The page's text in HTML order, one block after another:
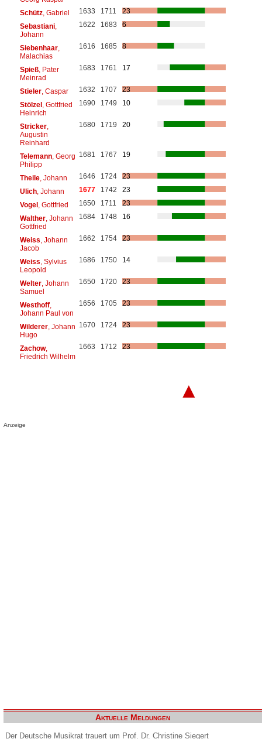
Schütz, Gabriel 1633 1711
23
Sebastiani,
Johann
1622 1683 6
Siebenhaar,
Malachias
1616 1685 8
Spieß, Pater
Meinrad
1683 1761 17
Stieler, Caspar 1632 1707
23
Stölzel, Gottfried
Heinrich
1690 1749 10
Stricker,
Augustin
Reinhard
1680 1719 20
Telemann, Georg
Philipp
1681 1767 19
Theile, Johann 1646 1724
23
Ulich, Johann 1677 1742
23
Vogel, Gottfried 1650 1711
23
Walther, Johann
Gottfried
1684 1748 16
Weiss , Johann
Jacob
1662 1754 23
Weiss , Sylvius
Leopold
1686 1750 14
Welter, Johann
Samuel
1650 1720 23
Westhoff,
Johann Paul von
1656 1705 23
Wilderer, Johann
Hugo
1670 1724 23
Zachow,
Friedrich Wilhelm
1663 1712 23
▲
Anzeige
Aktuelle Meldungen
Der Deutsche Musikrat trauert um Prof. Dr. Christine Siegert